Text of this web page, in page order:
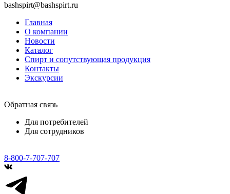
bashspirt@bashspirt.ru
Главная
О компании
Новости
Каталог
Спирт и сопутствующая продукция
Контакты
Экскурсии
Обратная связь
Для потребителей
Для сотрудников
8-800-7-707-707